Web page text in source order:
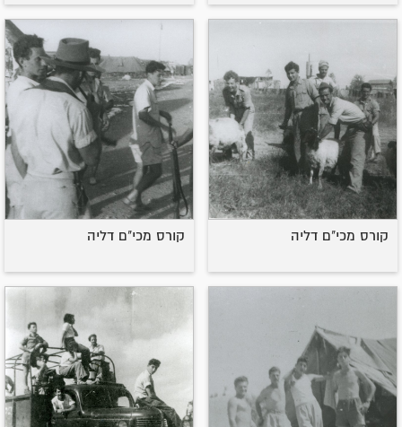
קורס מכי"ם דליה קורס מכי"ם דליה